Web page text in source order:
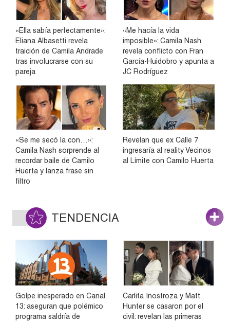
«Ella sabía perfectamente»:
Eliana Albasetti revela
traición de Camila Andrade
tras involucrarse con su
pareja
«Me hacía la vida
imposible»: Camila Nash
revela conflicto con Fran
García-Huidobro y apunta a
JC Rodríguez
«Se me secó la con…»:
Camila Nash sorprende al
recordar baile de Camilo
Huerta y lanza frase sin
filtro
Revelan que ex Calle 7
ingresaría al reality Vecinos
al Límite con Camilo Huerta
TENDENCIA
Golpe inesperado en Canal
13: aseguran que polémico
programa saldría de
Carlita Inostroza y Matt
Hunter se casaron por el
civil: revelan las primeras